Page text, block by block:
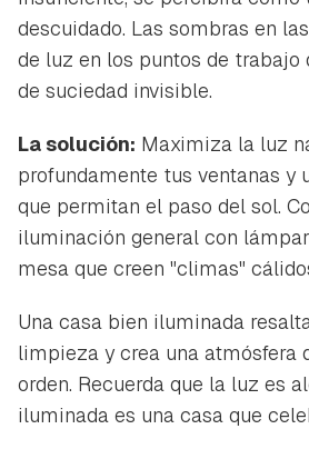
descuidado. Las sombras en
de luz en los puntos de trabajo
de suciedad invisible.
La solución: Maximiza la luz
profundamente tus ventanas y
que permitan el paso del sol.
iluminación general con
mesa que creen "climas"
Una casa bien iluminada
limpieza y crea una atmósfera
orden. Recuerda que la luz es
iluminada es una casa que